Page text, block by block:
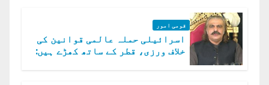
قومی امور
اسرائیلی حملہ عالمی قوانین کی
خلاف ورزی، قطر کے ساتھ کھڑے ہیں: